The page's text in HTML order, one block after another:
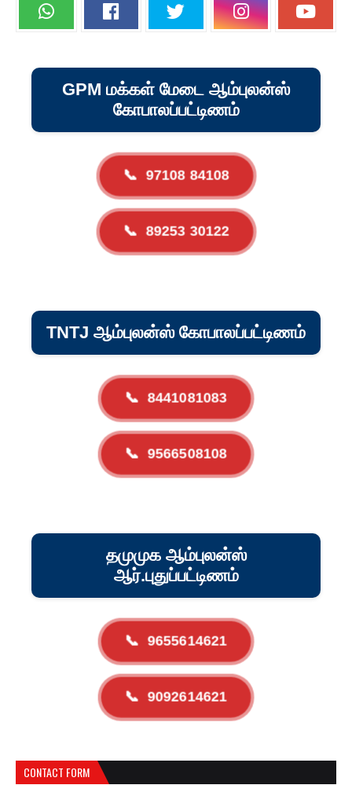
GPM மக்கள் மேடை ஆம்புலன்ஸ்
கோபாலப்பட்டிணம்
📞 97108 84108
📞 89253 30122
TNTJ ஆம்புலன்ஸ் கோபாலப்பட்டிணம்
📞 8441081083
📞 9566508108
தமுமுக ஆம்புலன்ஸ்
ஆர்.புதுப்பட்டிணம்
📞 9655614621
📞 9092614621
CONTACT FORM